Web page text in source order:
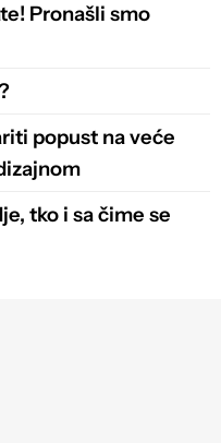
Pronašli smo
popust na veće
tko i sa čime se